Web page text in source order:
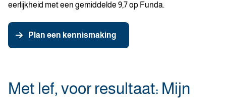
eerlijkheid met een gemiddelde 9,7 op Funda.
Plan een kennismaking
Met lef, voor resultaat: Mijn